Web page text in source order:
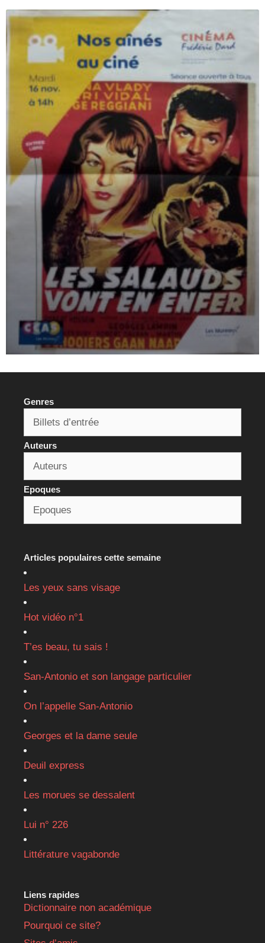
Genres
Auteurs
Epoques
Articles populaires cette semaine
Les yeux sans visage
Hot vidéo n°1
T’es beau, tu sais !
San-Antonio et son langage particulier
On l’appelle San-Antonio
Georges et la dame seule
Deuil express
Les morues se dessalent
Lui n° 226
Littérature vagabonde
Liens rapides
Dictionnaire non académique
Pourquoi ce site?